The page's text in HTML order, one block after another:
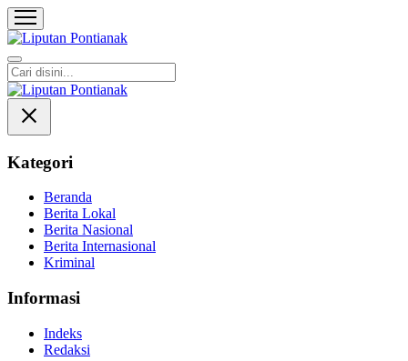
Liputan Pontianak
Berita Terkini dan TerUpdate
Kategori
Beranda
Berita Lokal
Berita Nasional
Berita Internasional
Kriminal
Informasi
Indeks
Redaksi